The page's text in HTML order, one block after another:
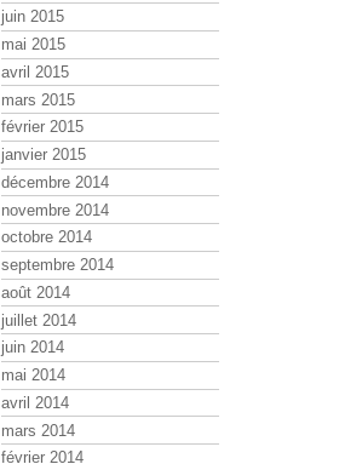
juin 2015
mai 2015
avril 2015
mars 2015
février 2015
janvier 2015
décembre 2014
novembre 2014
octobre 2014
septembre 2014
août 2014
juillet 2014
juin 2014
mai 2014
avril 2014
mars 2014
février 2014